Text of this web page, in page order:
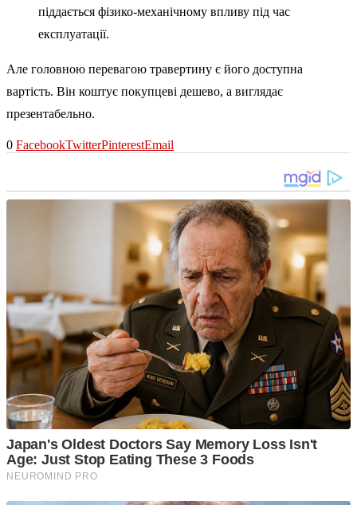
піддається фізико-механічному впливу під час
експлуатації.
Але головною перевагою травертину є його доступна
вартість. Він коштує покупцеві дешево, а виглядає
презентабельно.
0 FacebookTwitterPinterestEmail